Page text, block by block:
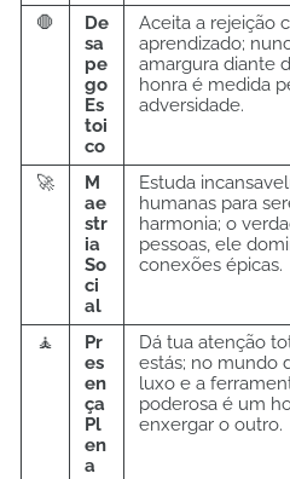
🛑
De
sa
pe
go
Es
toi
co
Aceita a rejeição
aprendizado;
amargura diante
honra é medida
adversidade.
🚀
M
ae
str
ia
So
ci
al
Estuda
humanas para
harmonia; o
pessoas, ele
conexões épicas.
🧘
Pr
es
en
ça
Pl
en
a
Dá tua atenção
estás; no mundo
luxo e a
poderosa é um
enxergar o outro.